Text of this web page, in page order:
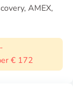
AMEX,
€ 172